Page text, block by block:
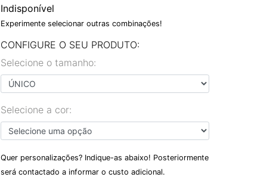
Indisponível
Experimente selecionar outras combinações!
CONFIGURE O SEU PRODUTO:
Selecione o tamanho:
Selecione a cor:
Quer personalizações? Indique-as abaixo! Posteriormente
será contactado a informar o custo adicional.